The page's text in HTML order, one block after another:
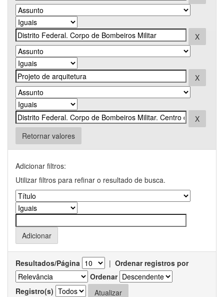
Retornar valores
Adicionar filtros:
Utilizar filtros para refinar o resultado de busca.
Resultados/Página | Ordenar registros por
Ordenar
Registro(s)